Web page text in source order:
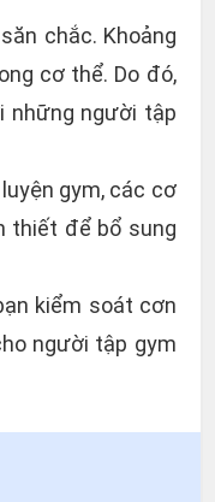
chắc. Khoảng
cơ thể. Do đó,
những người tập
gym, các cơ
thiết để bổ sung
kiểm soát cơn
người tập gym